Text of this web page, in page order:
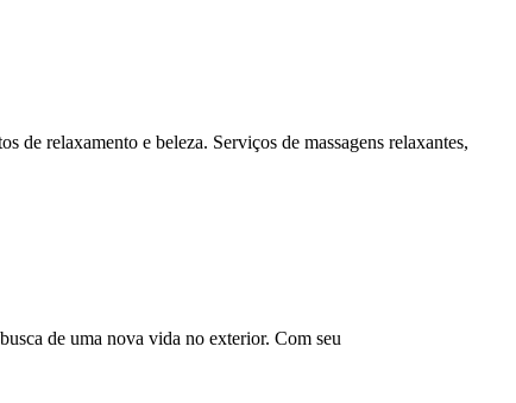
de relaxamento e beleza. Serviços de massagens relaxantes,
de uma nova vida no exterior. Com seu